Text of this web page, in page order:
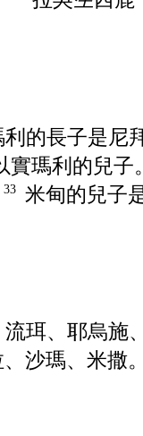
的長子是尼
實瑪利 的兒子
33 米甸的兒子
流珥、 耶烏施、
、 沙瑪、 米撒。